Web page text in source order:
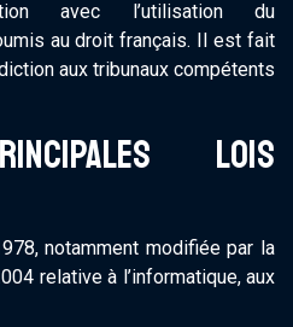
avec l’utilisation du
au droit français. Il est fait
aux tribunaux compétents
LOIS
notamment modifiée par la
relative à l’informatique, aux